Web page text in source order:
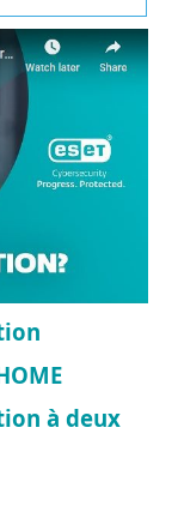
à deux